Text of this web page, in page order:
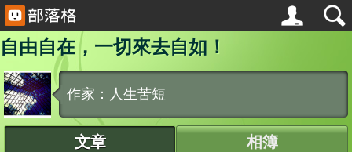
自由自在，一切來去自如！
作家：人生苦短
文章 相簿